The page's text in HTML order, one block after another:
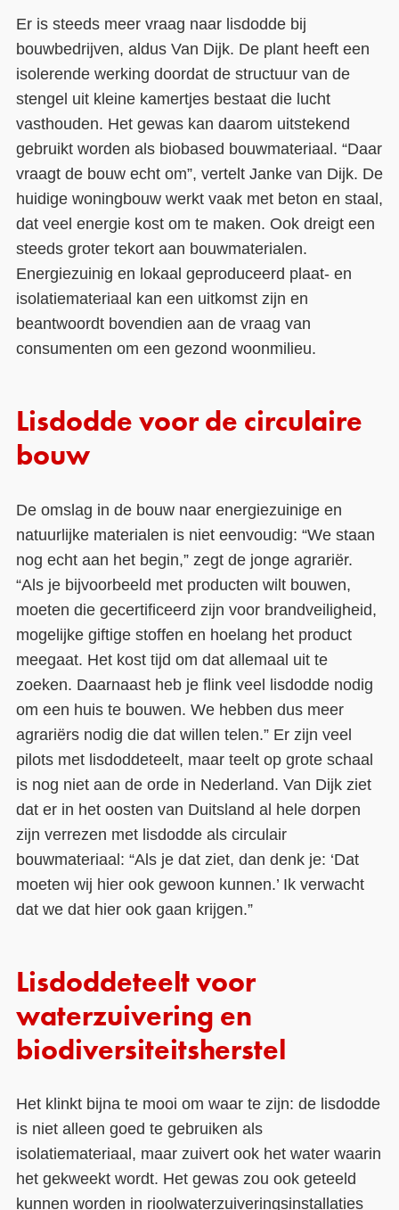
Er is steeds meer vraag naar lisdodde bij
bouwbedrijven, aldus Van Dijk. De plant heeft een
isolerende werking doordat de structuur van de
stengel uit kleine kamertjes bestaat die lucht
vasthouden. Het gewas kan daarom uitstekend
gebruikt worden als biobased bouwmateriaal. “Daar
vraagt de bouw echt om”, vertelt Janke van Dijk. De
huidige woningbouw werkt vaak met beton en staal,
dat veel energie kost om te maken. Ook dreigt een
steeds groter tekort aan bouwmaterialen.
Energiezuinig en lokaal geproduceerd plaat- en
isolatiemateriaal kan een uitkomst zijn en
beantwoordt bovendien aan de vraag van
consumenten om een gezond woonmilieu.
Lisdodde voor de circulaire
bouw
De omslag in de bouw naar energiezuinige en
natuurlijke materialen is niet eenvoudig: “We staan
nog echt aan het begin,” zegt de jonge agrariër.
“Als je bijvoorbeeld met producten wilt bouwen,
moeten die gecertificeerd zijn voor brandveiligheid,
mogelijke giftige stoffen en hoelang het product
meegaat. Het kost tijd om dat allemaal uit te
zoeken. Daarnaast heb je flink veel lisdodde nodig
om een huis te bouwen. We hebben dus meer
agrariërs nodig die dat willen telen.” Er zijn veel
pilots met lisdoddeteelt, maar teelt op grote schaal
is nog niet aan de orde in Nederland. Van Dijk ziet
dat er in het oosten van Duitsland al hele dorpen
zijn verrezen met lisdodde als circulair
bouwmateriaal: “Als je dat ziet, dan denk je: ‘Dat
moeten wij hier ook gewoon kunnen.’ Ik verwacht
dat we dat hier ook gaan krijgen.”
Lisdoddeteelt voor
waterzuivering en
biodiversiteitsherstel
Het klinkt bijna te mooi om waar te zijn: de lisdodde
is niet alleen goed te gebruiken als
isolatiemateriaal, maar zuivert ook het water waarin
het gekweekt wordt. Het gewas zou ook geteeld
kunnen worden in rioolwaterzuiveringsinstallaties